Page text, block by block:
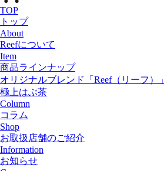
TOP
トップ
About
Reefについて
Item
商品ラインナップ
オリジナルブレンド「Reef（リーフ）」
極上はぶ茶
Column
コラム
Shop
お取扱店舗のご紹介
Information
お知らせ